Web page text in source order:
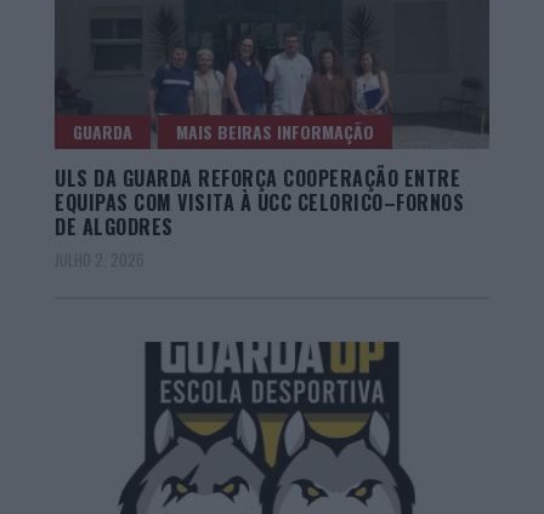
GUARDA MAIS BEIRAS INFORMAÇÃO
ULS DA GUARDA REFORÇA COOPERAÇÃO ENTRE
EQUIPAS COM VISITA À UCC CELORICO–FORNOS
DE ALGODRES